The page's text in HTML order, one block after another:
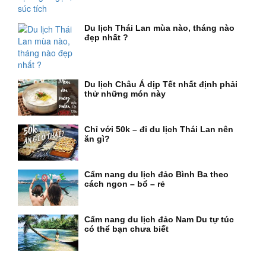
Du lịch Thái Lan mùa nào, tháng nào
đẹp nhất ?
Du lịch Châu Á dịp Tết nhất định phải
thử những món này
Chỉ với 50k – đi du lịch Thái Lan nên
ăn gì?
Cẩm nang du lịch đảo Bình Ba theo
cách ngon – bổ – rẻ
Cẩm nang du lịch đảo Nam Du tự túc
có thể bạn chưa biết